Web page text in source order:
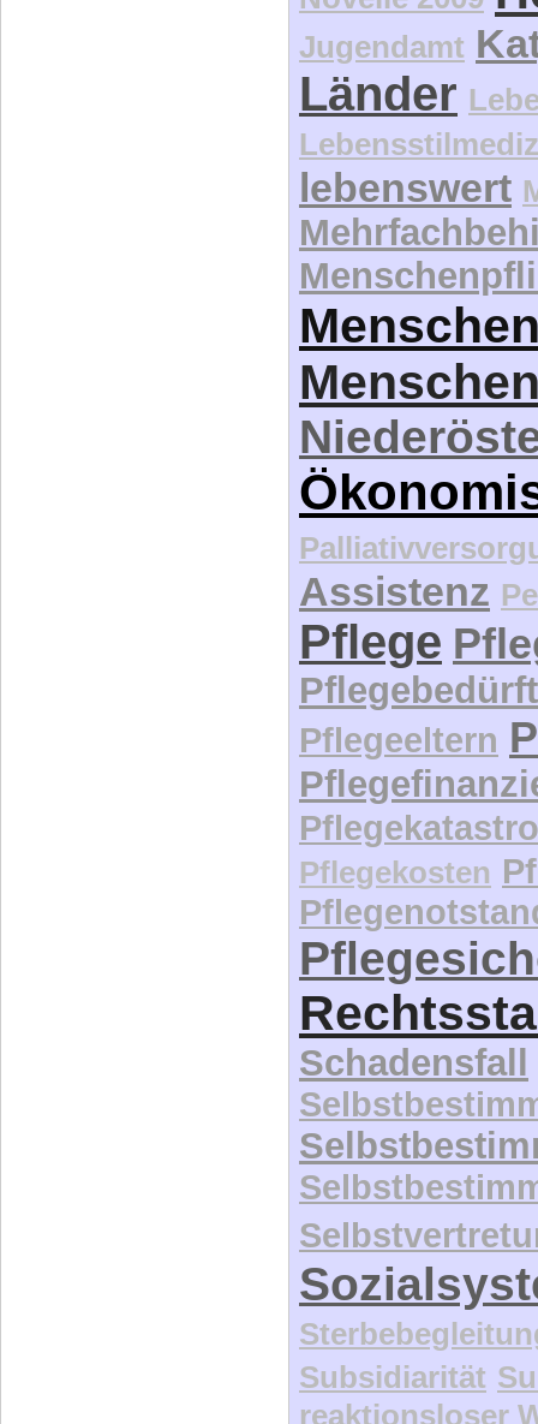
Jugendamt
Länder
lebenswert
Assistenz
Pflege
Pflegeeltern
Pflegekosten
Schadensfall
Subsidiarität
reaktionsloser